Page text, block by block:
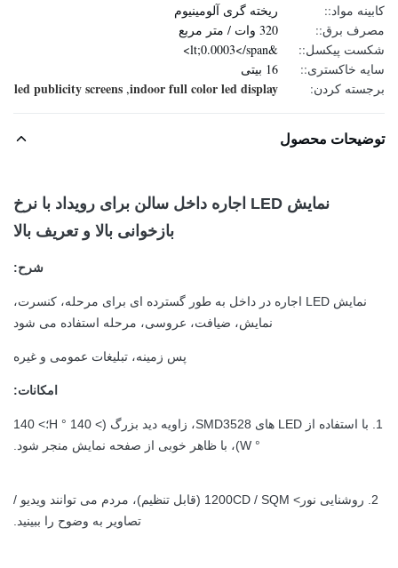
کابینه مواد::
ریخته گری آلومینیوم
مصرف برق::
320 وات / متر مربع
شکست پیکسل::
&lt;0.0003</span>
سایه خاکستری::
16 بیتی
برجسته کردن:
indoor full color led display
,
led publicity screens
توضیحات محصول
نمایش LED اجاره داخل سالن برای رویداد با نرخ
بازخوانی بالا و تعریف بالا
شرح:
نمایش LED اجاره در داخل به طور گسترده ای برای مرحله، کنسرت،
نمایش، ضیافت، عروسی، مرحله استفاده می شود
پس زمینه، تبلیغات عمومی و غیره
امکانات:
1. با استفاده از LED های SMD3528، زاویه دید بزرگ (> 140 ° H؛> 140
° W)، با ظاهر خوبی از صفحه نمایش منجر شود.
2. روشنایی نور> 1200CD / SQM (قابل تنظیم)، مردم می توانند ویدیو /
تصاویر به وضوح را ببینید.